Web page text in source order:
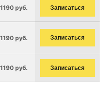
руб. Записаться
руб. Записаться
руб. Записаться